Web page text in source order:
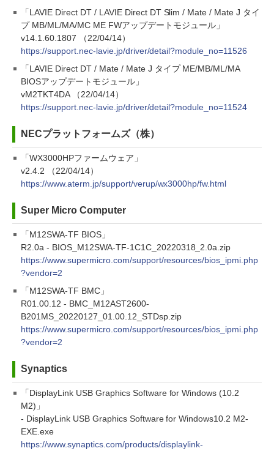
「LAVIE Direct DT / LAVIE Direct DT Slim / Mate / Mate J タイ
プ MB/ML/MA/MC ME FWアップデートモジュール」
v14.1.60.1807 （22/04/14）
https://support.nec-lavie.jp/driver/detail?module_no=11526
「LAVIE Direct DT / Mate / Mate J タイプ ME/MB/ML/MA
BIOSアップデートモジュール」
vM2TKT4DA （22/04/14）
https://support.nec-lavie.jp/driver/detail?module_no=11524
NECプラットフォームズ（株）
「WX3000HPファームウェア」
v2.4.2 （22/04/14）
https://www.aterm.jp/support/verup/wx3000hp/fw.html
Super Micro Computer
「M12SWA-TF BIOS」
R2.0a - BIOS_M12SWA-TF-1C1C_20220318_2.0a.zip
https://www.supermicro.com/support/resources/bios_ipmi.php
?vendor=2
「M12SWA-TF BMC」
R01.00.12 - BMC_M12AST2600-
B201MS_20220127_01.00.12_STDsp.zip
https://www.supermicro.com/support/resources/bios_ipmi.php
?vendor=2
Synaptics
「DisplayLink USB Graphics Software for Windows (10.2
M2)」
- DisplayLink USB Graphics Software for Windows10.2 M2-
EXE.exe
https://www.synaptics.com/products/displaylink-